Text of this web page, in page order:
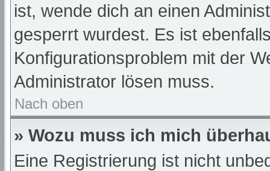
ist, wende dich an einen
gesperrt wurdest. Es ist
Konfigurationsproblem mit der
Administrator lösen muss.
Nach oben
» Wozu muss ich mich
Eine Registrierung ist nicht